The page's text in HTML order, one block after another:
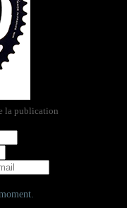
la publication